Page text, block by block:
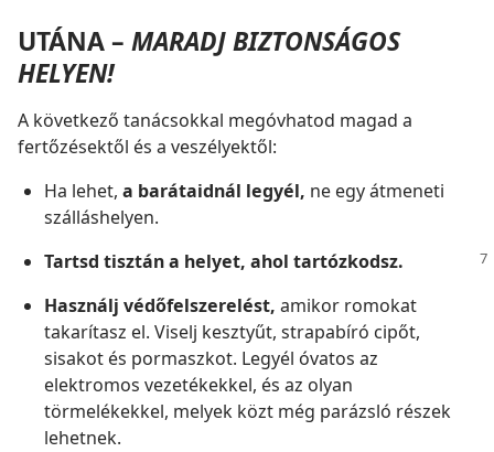
UTÁNA – MARADJ BIZTONSÁGOS
HELYEN!
A következő tanácsokkal megóvhatod magad a
fertőzésektől és a veszélyektől:
Ha lehet, a barátaidnál legyél, ne egy átmeneti
szálláshelyen.
Tartsd tisztán a helyet, ahol tartózkodsz.
Használj védőfelszerelést, amikor romokat
takarítasz el. Viselj kesztyűt, strapabíró cipőt,
sisakot és pormaszkot. Legyél óvatos az
elektromos vezetékekkel, és az olyan
törmelékekkel, melyek közt még parázsló részek
lehetnek.